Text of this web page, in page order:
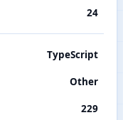
24
TypeScript
Other
229